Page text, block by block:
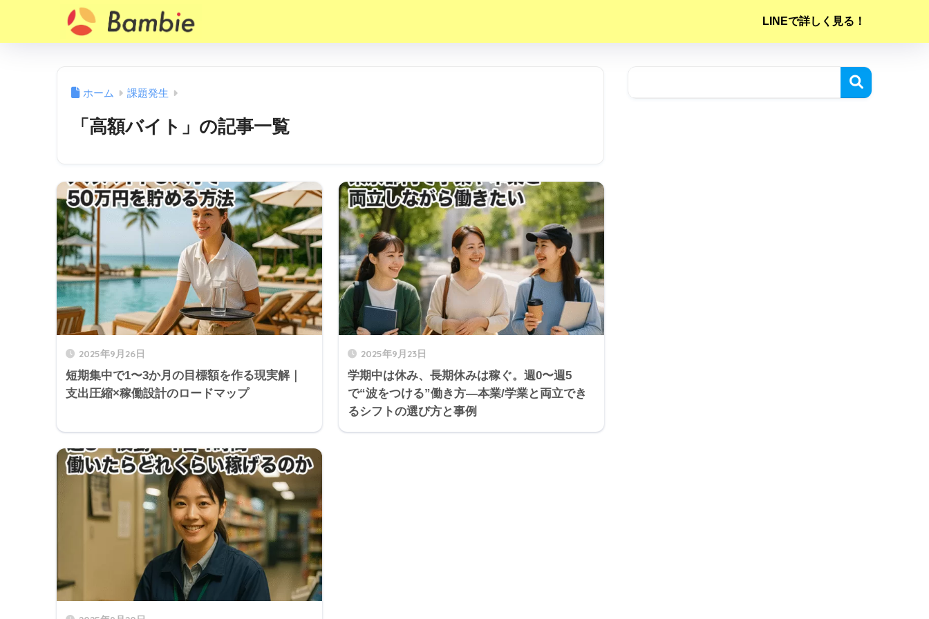
LINEで詳しく見る！
ホーム 課題発生
「高額バイト」の記事一覧
2025年9月26日
短期集中で1〜3か月の目標額を作る現実解｜
支出圧縮×稼働設計のロードマップ
2025年9月23日
学期中は休み、長期休みは稼ぐ。週0〜週5
で“波をつける”働き方—本業/学業と両立でき
るシフトの選び方と事例